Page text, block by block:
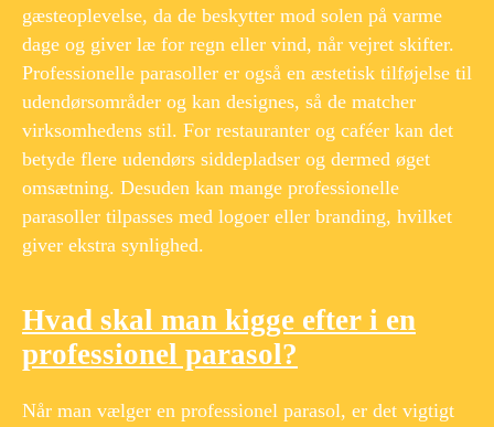
gæsteoplevelse, da de beskytter mod solen på varme
dage og giver læ for regn eller vind, når vejret skifter.
Professionelle parasoller er også en æstetisk tilføjelse til
udendørsområder og kan designes, så de matcher
virksomhedens stil. For restauranter og caféer kan det
betyde flere udendørs siddepladser og dermed øget
omsætning. Desuden kan mange professionelle
parasoller tilpasses med logoer eller branding, hvilket
giver ekstra synlighed.
Hvad skal man kigge efter i en
professionel parasol?
Når man vælger en professionel parasol, er det vigtigt